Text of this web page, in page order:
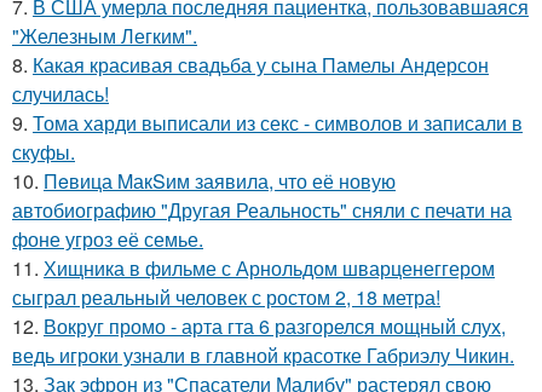
7. В США умерла последняя пациентка, пользовавшаяся
"Железным Легким".
8. Какая красивая свадьба у сына Памелы Андерсон
случилась!
9. Тома харди выписали из секс - символов и записали в
скуфы.
10. Пeвица MакSим заявила, что её новую
автобиографию "Другая Реальность" сняли с печати на
фоне угроз её семье.
11. Хищника в фильме с Арнольдом шварценеггером
сыграл реальный человек с ростом 2, 18 метра!
12. Вокруг промо - арта гта 6 разгорелся мощный слух,
ведь игроки узнали в главной красотке Габриэлу Чикин.
13. Зак эфрон из "Спасатели Малибу" растерял свою